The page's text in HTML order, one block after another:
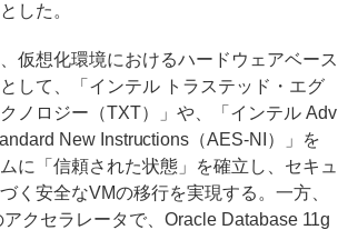
した。
仮想化環境におけるハードウェアベース
して、「インテル トラステッド・エグ
ノロジー（TXT）」や、「インテル Adv
New Instructions（AES-NI）」を
に「信頼された状態」を確立し、セキュ
く安全なVMの移行を実現する。一方、
クセラレータで、Oracle Database 11g